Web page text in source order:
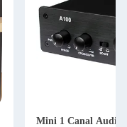
Mini 1 Canal Audio